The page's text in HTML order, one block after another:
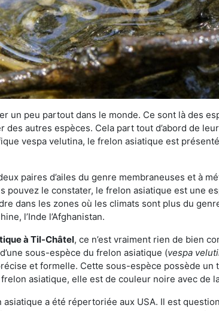
un peu partout dans le monde. Ce sont là des
autres espèces. Cela part tout d’abord de
vespa velutina, le frelon asiatique est
paires d’ailes du genre membraneuses et à
pouvez le constater, le frelon asiatique est une
dans les zones où les climats sont plus du
l’Inde l’Afghanistan.
à Til-Châtel, ce n’est vraiment rien de bien
sous-espèce du frelon asiatique (vespa
et formelle. Cette sous-espèce possède
asiatique, elle est de couleur noire avec de
a été répertoriée aux USA. Il est